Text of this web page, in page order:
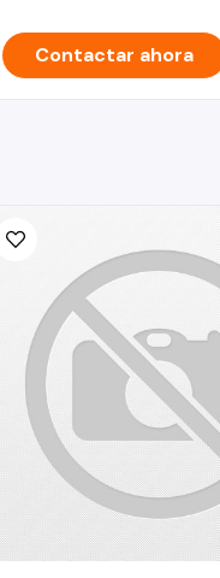
Contactar ahora